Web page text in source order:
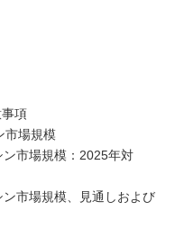
項
市場規模
市場規模：2025年対
市場規模、見通しおよび